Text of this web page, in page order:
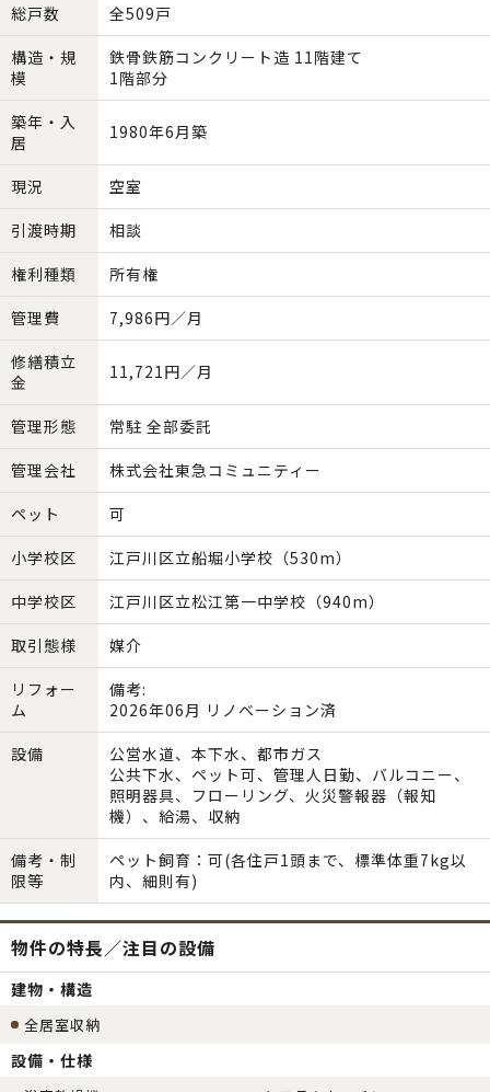
総戸数
全509戸
構造・規
模
鉄骨鉄筋コンクリート造 11階建て
1階部分
築年・入
居
1980年6月築
現況
空室
引渡時期
相談
権利種類
所有権
管理費
7,986円／月
修繕積立
金
11,721円／月
管理形態
常駐 全部委託
管理会社
株式会社東急コミュニティー
ペット
可
小学校区
江戸川区立船堀小学校（530m）
中学校区
江戸川区立松江第一中学校（940m）
取引態様
媒介
リフォー
ム
備考:
2026年06月 リノベーション済
設備
公営水道、本下水、都市ガス
公共下水、ペット可、管理人日勤、バルコニー、
照明器具、フローリング、火災警報器（報知
機）、給湯、収納
備考・制
限等
ペット飼育：可(各住戸1頭まで、標準体重7kg以
内、細則有)
物件の特長／注目の設備
建物・構造
全居室収納
設備・仕様